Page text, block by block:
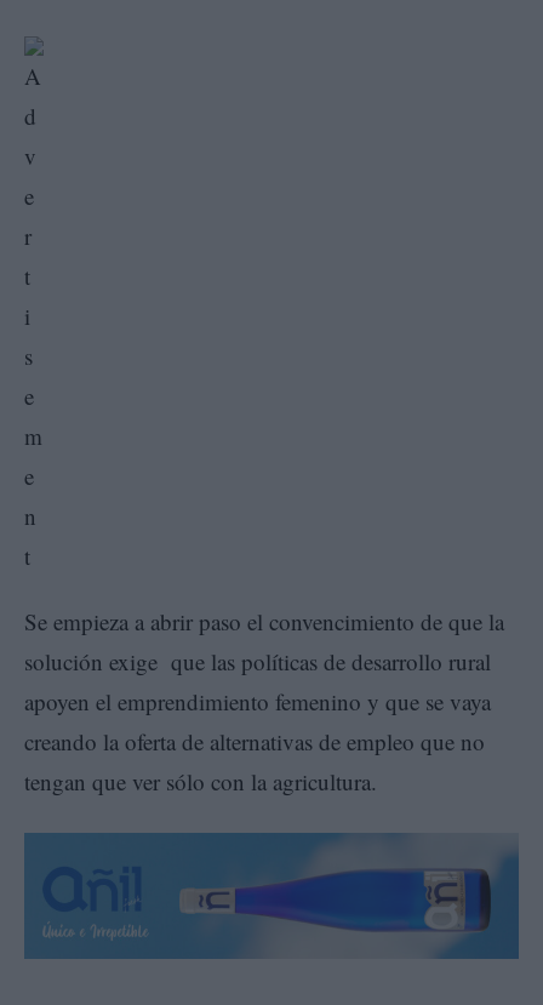
Se empieza a abrir paso el convencimiento de que la
solución exige que las políticas de desarrollo rural
apoyen el emprendimiento femenino y que se vaya
creando la oferta de alternativas de empleo que no
tengan que ver sólo con la agricultura.